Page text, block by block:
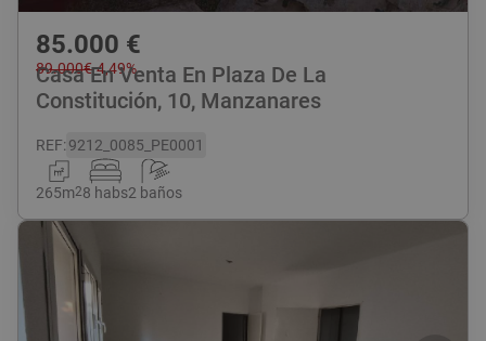
85.000 €
89.000€-4,49%
Casa En Venta En Plaza De La
Constitución, 10, Manzanares
REF:9212_0085_PE0001
265m28 habs2 baños